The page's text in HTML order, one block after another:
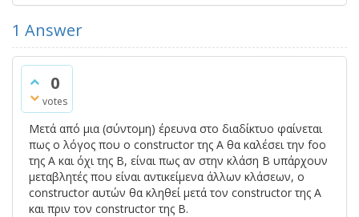
1 Answer
0
votes
Μετά από μια (σύντομη) έρευνα στο διαδίκτυο φαίνεται
πως ο λόγος που ο constructor της A θα καλέσει την foo
της A και όχι της Β, είναι πως αν στην κλάση Β υπάρχουν
μεταβλητές που είναι αντικείμενα άλλων κλάσεων, ο
constructor αυτών θα κληθεί μετά τον constructor της Α
και πριν τον constructor της B.